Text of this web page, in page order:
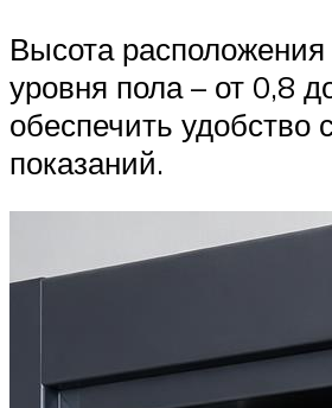
Высота расположения
уровня пола – от 0,8
обеспечить удобство
показаний.